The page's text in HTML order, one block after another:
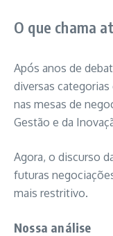
O que chama
Após anos de
diversas
nas mesas de
Gestão e da
Agora, o discurso
futuras
mais restritivo.
Nossa análise